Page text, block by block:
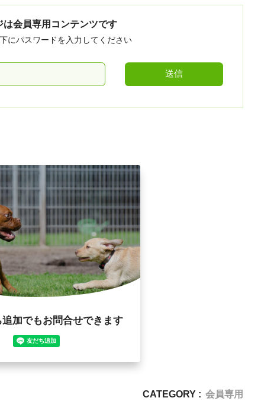
は会員専用コンテンツです
にパスワードを入力してください
CATEGORY : 会員専用